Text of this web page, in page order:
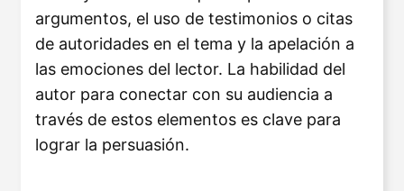
argumentos, el uso de testimonios o citas
de autoridades en el tema y la apelación a
las emociones del lector. La habilidad del
autor para conectar con su audiencia a
través de estos elementos es clave para
lograr la persuasión.